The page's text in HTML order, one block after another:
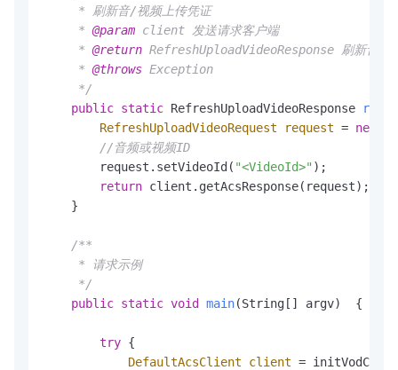
     * 刷新音/视频上传凭证
     *
@param client 发送请求客户端
     *
@return RefreshUploadVideoResponse 刷新音/视
     *
@throws Exception
     */
public static RefreshUploadVideoResponse
RefreshUploadVideoRequest
request = new
//音频或视频ID
        request.setVideoId(
"<VideoId>" );
return client.getAcsResponse(request);
    }
/**
     * 请求示例
     */
public static void main(String[] argv)
  {
try {
DefaultAcsClient
client =